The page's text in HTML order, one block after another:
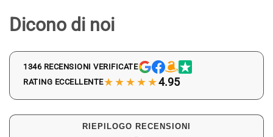
Dicono di noi
1346 RECENSIONI VERIFICATE
RATING ECCELLENTE★★★★★4.95
RIEPILOGO RECENSIONI